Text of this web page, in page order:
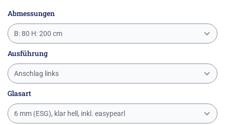
Abmessungen
B: 80 H: 200 cm
Ausführung
Anschlag links
Glasart
6 mm (ESG), klar hell, inkl. easypearl